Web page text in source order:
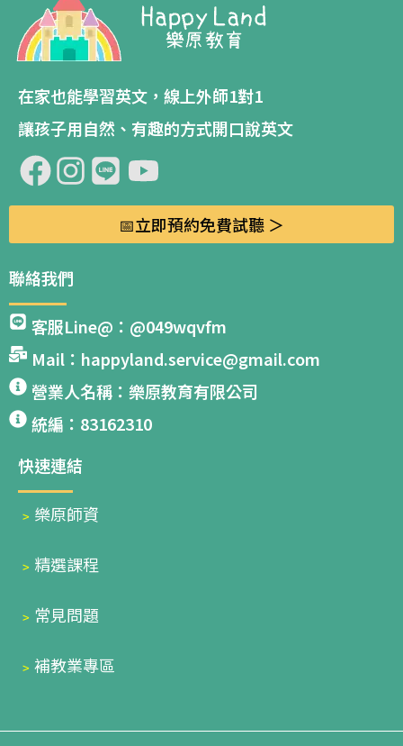
在家也能學習英文，線上外師1對1
讓孩子用自然、有趣的方式開口說英文
📅立即預約免費試聽 ＞
聯絡我們
客服Line@：@049wqvfm
Mail：happyland.service@gmail.com
營業人名稱：樂原教育有限公司
統編：83162310
快速連結
﹥ 樂原師資
﹥ 精選課程
﹥ 常見問題
﹥ 補教業專區